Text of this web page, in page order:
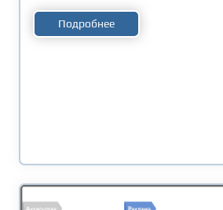
Подробнее